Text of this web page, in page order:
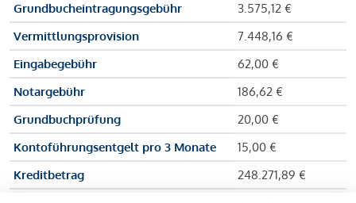
Grundbucheintragungsgebühr
3.575,12 €
Vermittlungsprovision
7.448,16 €
Eingabegebühr
62,00 €
Notargebühr
186,62 €
Grundbuchprüfung
20,00 €
Kontoführungsentgelt pro 3 Monate
15,00 €
Kreditbetrag
248.271,89 €